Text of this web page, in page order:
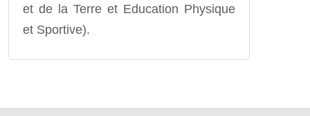
et de la Terre et Education Physique
et Sportive).